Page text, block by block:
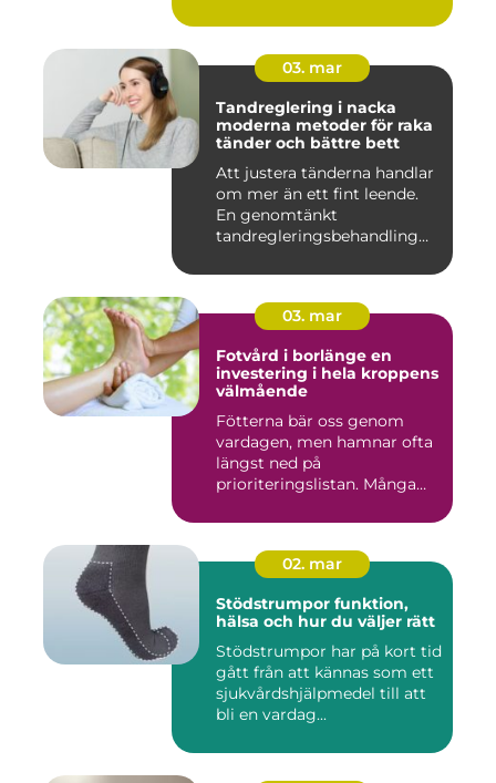
03. mar
Tandreglering i nacka
moderna metoder för raka
tänder och bättre bett
Att justera tänderna handlar
om mer än ett fint leende.
En genomtänkt
tandregleringsbehandling
03. mar
Fotvård i borlänge en
investering i hela kroppens
välmående
Fötterna bär oss genom
vardagen, men hamnar ofta
längst ned på
prioriteringslistan. Många
02. mar
Stödstrumpor funktion,
hälsa och hur du väljer rätt
Stödstrumpor har på kort tid
gått från att kännas som ett
sjukvårdshjälpmedel till att
bli en vardag...